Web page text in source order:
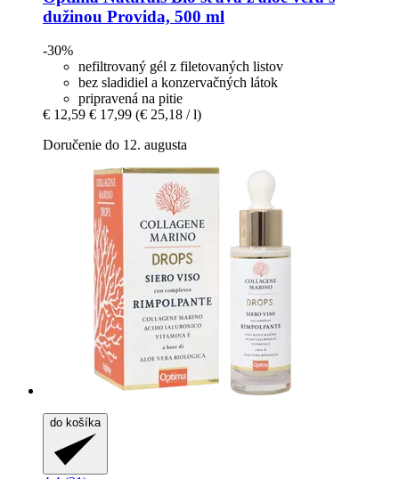
dužinou Provida, 500 ml
-30%
nefiltrovaný gél z filetovaných listov
bez sladidiel a konzervačných látok
pripravená na pitie
€ 12,59 € 17,99 (€ 25,18 / l)
Doručenie do 12. augusta
do košíka